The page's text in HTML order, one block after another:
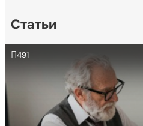
Статьи
491